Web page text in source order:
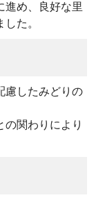
進め、良好な里
た。
慮したみどりの
の関わりにより